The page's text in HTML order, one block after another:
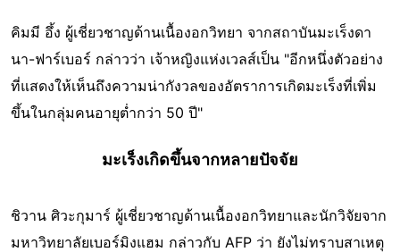
คิมมี อึ้ง ผู้เชี่ยวชาญด้านเนื้องอกวิทยา จากสถาบันมะเร็งดา
นา-ฟาร์เบอร์ กล่าวว่า เจ้าหญิงแห่งเวลส์เป็น "อีกหนึ่งตัวอย่าง
ที่แสดงให้เห็นถึงความน่ากังวลของอัตราการเกิดมะเร็งที่เพิ่ม
ขึ้นในกลุ่มคนอายุต่ำกว่า 50 ปี"
มะเร็งเกิดขึ้นจากหลายปัจจัย
ชิวาน ศิวะกุมาร์ ผู้เชี่ยวชาญด้านเนื้องอกวิทยาและนักวิจัยจาก
มหาวิทยาลัยเบอร์มิงแฮม กล่าวกับ AFP ว่า ยังไม่ทราบสาเหตุ